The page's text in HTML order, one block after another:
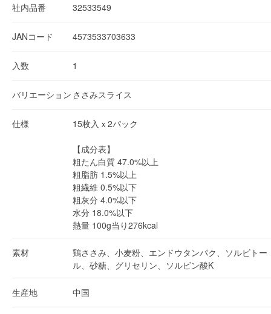
社内品番 32533549
JANコード 4573533703633
入数 1
バリエーション ささみスライス
仕様 15枚入ｘ2パック
【成分表】
粗たん白質 47.0%以上
粗脂肪 1.5%以上
粗繊維 0.5%以下
粗灰分 4.0%以下
水分 18.0%以下
熱量 100g当り276kcal
素材
鶏ささみ、小麦粉、エンドウタンパク、ソルビトー
ル、砂糖、グリセリン、ソルビン酸K
生産地 中国